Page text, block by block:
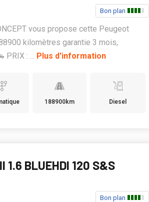
Bon plan
vous propose cette Peugeot
kilomètres garantie 3 mois,
PRIX : ... Plus d'information
188900km Diesel
1.6 BLUEHDI 120 S&S
Bon plan